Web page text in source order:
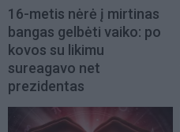
16-metis nėrė į mirtinas
bangas gelbėti vaiko: po
kovos su likimu
sureagavo net
prezidentas